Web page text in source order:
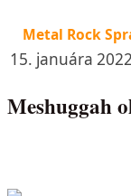
Metal Rock
15. januára 2022
Meshuggah